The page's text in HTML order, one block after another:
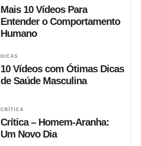
Mais 10 Vídeos Para
Entender o Comportamento
Humano
DICAS
10 Vídeos com Ótimas Dicas
de Saúde Masculina
CRÍTICA
Crítica – Homem-Aranha:
Um Novo Dia